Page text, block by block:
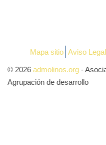
Mapa sitio Aviso Legal
© 2026 admolinos.org -
Agrupación de desarrollo